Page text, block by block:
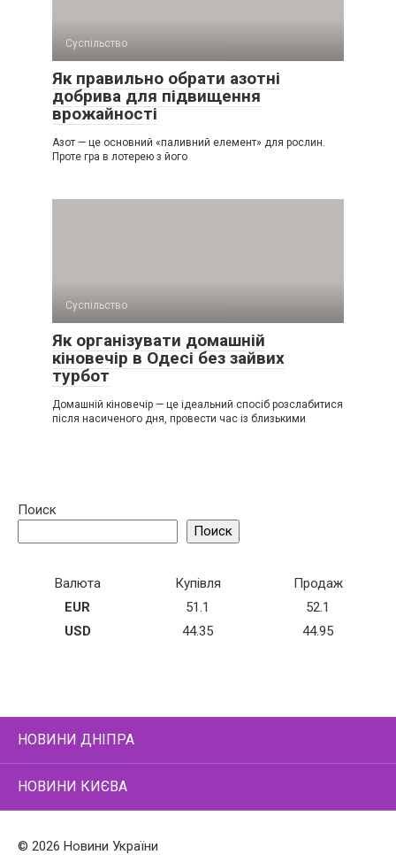
Суспільство
Як правильно обрати азотні
добрива для підвищення
врожайності
Азот — це основний «паливний елемент» для рослин.
Проте гра в лотерею з його
Суспільство
Як організувати домашній
кіновечір в Одесі без зайвих
турбот
Домашній кіновечір — це ідеальний спосіб розслабитися
після насиченого дня, провести час із близькими
Поиск
Поиск
Валюта Купівля
Продаж
EUR
51.1
52.1
USD
44.35 44.95
НОВИНИ ДНІПРА
НОВИНИ КИЄВА
© 2026 Новини України